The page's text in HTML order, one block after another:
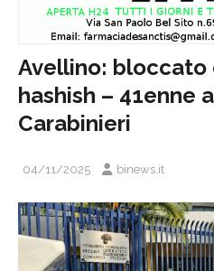
Avellino: bloccato
hashish – 41enne
Carabinieri
04/11/2025 binews.it